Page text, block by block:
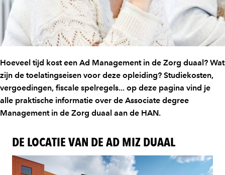
Hoeveel tijd kost een Ad Management in de Zorg duaal? Wat
zijn de toelatingseisen voor deze opleiding? Studiekosten,
vergoedingen, fiscale spelregels... op deze pagina vind je
alle praktische informatie over de Associate degree
Management in de Zorg duaal aan de HAN.
DE LOCATIE VAN DE AD MIZ DUAAL